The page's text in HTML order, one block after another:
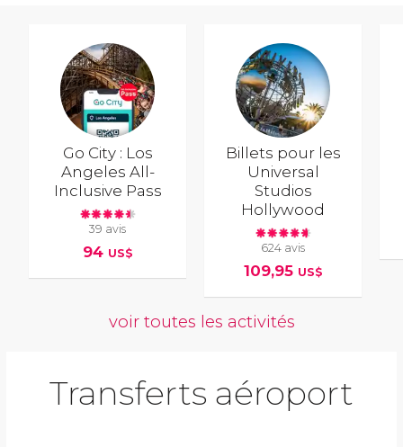
Go City : Los
Angeles All-
Inclusive Pass
39 avis
94 US$
Billets pour les
Universal
Studios
Hollywood
624 avis
109,95 US$
voir toutes les activités
Transferts aéroport